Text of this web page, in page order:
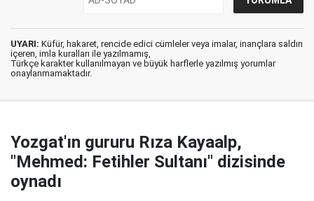
UYARI: Küfür, hakaret, rencide edici cümleler veya imalar, inançlara saldırı
içeren, imla kuralları ile yazılmamış,
Türkçe karakter kullanılmayan ve büyük harflerle yazılmış yorumlar
onaylanmamaktadır.
Yozgat'ın gururu Rıza Kayaalp,
"Mehmed: Fetihler Sultanı" dizisinde
oynadı